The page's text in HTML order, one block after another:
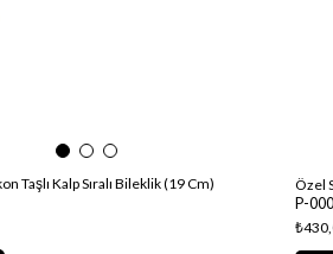
Taşlı Kalp Sıralı Bileklik (19 Cm)
P-